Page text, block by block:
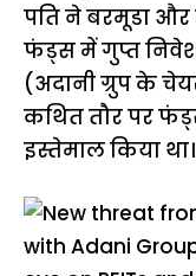
पति ने बरमूडा और
फंड्स में गुप्त निवेश
(अदानी ग्रुप के
कथित तौर पर
इस्तेमाल किया था।